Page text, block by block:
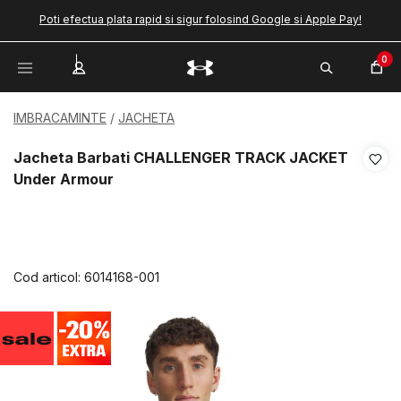
Poti efectua plata rapid si sigur folosind Google si Apple Pay!
0
IMBRACAMINTE JACHETA
Jacheta Barbati CHALLENGER TRACK JACKET
Under Armour
Cod articol: 6014168-001